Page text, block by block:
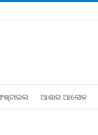
ଆଶାର ଆଲୋକ